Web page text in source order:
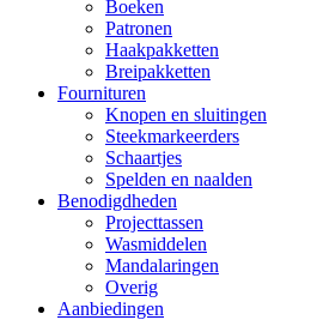
Boeken
Patronen
Haakpakketten
Breipakketten
Fournituren
Knopen en sluitingen
Steekmarkeerders
Schaartjes
Spelden en naalden
Benodigdheden
Projecttassen
Wasmiddelen
Mandalaringen
Overig
Aanbiedingen